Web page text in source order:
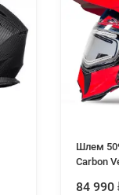
Шлем
Carbon
84 990